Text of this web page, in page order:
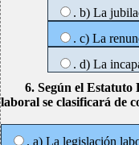
. b) La
. c) La
. d) La
6. Según el Estatuto
laboral se clasificará de
. a) La legislación